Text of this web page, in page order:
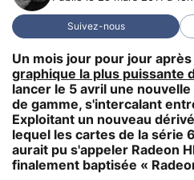
Suivez-nous
Un mois jour pour jour
graphique la plus puissante
lancer le 5 avril une
de gamme, s'intercalant
Exploitant un nouveau
lequel les cartes de la série
aurait pu s'appeler Radeon
finalement baptisée «